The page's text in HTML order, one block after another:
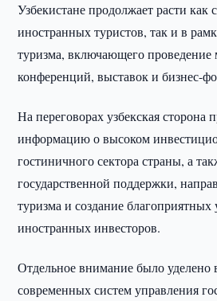
Узбекистане продолжает расти как
иностранных туристов, так и в
туризма, включающего
конференций, выставок и бизнес-
На переговорах узбекская сторона
информацию о высоком
гостиничного сектора страны, а
государственной поддержки,
туризма и создание благоприятных
иностранных инвесторов.
Отдельное внимание было уделено
современных систем управления